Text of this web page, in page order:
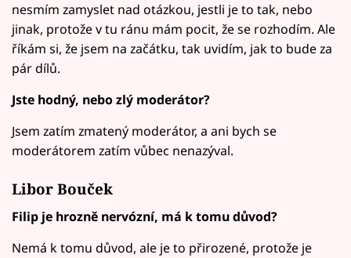
nesmím zamyslet nad otázkou, jestli je to tak, nebo
jinak, protože v tu ránu mám pocit, že se rozhodím. Ale
říkám si, že jsem na začátku, tak uvidím, jak to bude za
pár dílů.
Jste hodný, nebo zlý moderátor?
Jsem zatím zmatený moderátor, a ani bych se
moderátorem zatím vůbec nenazýval.
Libor Bouček
Filip je hrozně nervózní, má k tomu důvod?
Nemá k tomu důvod, ale je to přirozené, protože je